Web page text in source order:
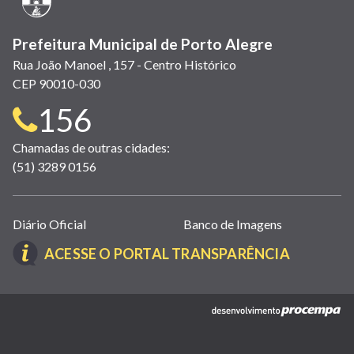
Prefeitura Municipal de Porto Alegre
Rua João Manoel , 157 - Centro Histórico
CEP 90010-030
Telefone
para
contato:
156
Chamadas de outras cidades:
(51) 3289 0156
Links
úteis
(abrem
nova
Diário Oficial Banco de Imagens
ACESSE O PORTAL TRANSPARÊNCIA(LINK
EM
NOVA